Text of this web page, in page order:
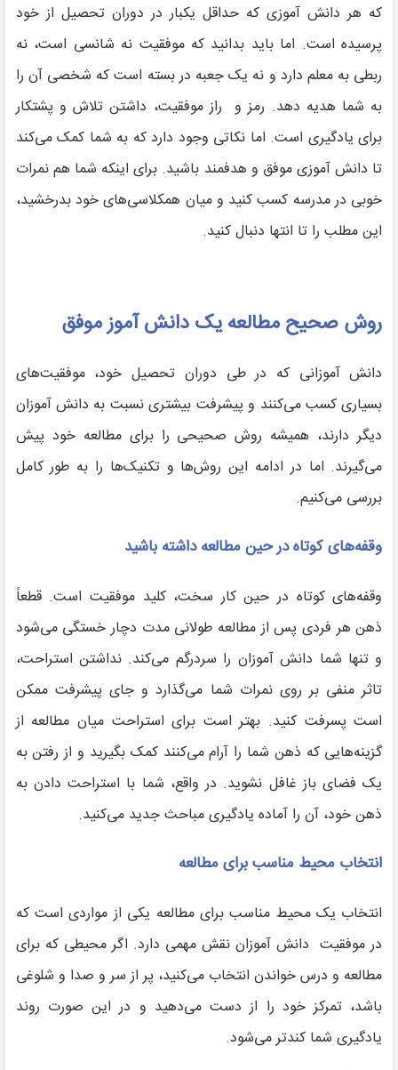
که هر دانش آموزی که حداقل یکبار در دوران تحصیل از خود
پرسیده است. اما باید بدانید که موفقیت نه شانسی است، نه
ربطی به معلم دارد و نه یک جعبه در بسته است که شخصی آن را
به شما هدیه دهد. رمز و راز موفقیت، داشتن تلاش و پشتکار
برای یادگیری است. اما نکاتی وجود دارد که به شما کمک می‌کند
تا دانش آموزی موفق و هدفمند باشید. برای اینکه شما هم نمرات
خوبی در مدرسه کسب کنید و میان همکلاسی‌های خود بدرخشید،
این مطلب را تا انتها دنبال کنید.
روش صحیح مطالعه یک دانش آموز موفق
دانش آموزانی که در طی دوران تحصیل خود، موفقیت‌های
بسیاری کسب می‌کنند و پیشرفت بیشتری نسبت به دانش آموزان
دیگر دارند، همیشه روش صحیحی را برای مطالعه خود پیش
می‌گیرند. اما در ادامه این روش‌ها و تکنیک‌ها را به طور کامل
بررسی می‌کنیم.
وقفه‌های کوتاه در حین مطالعه داشته باشید
وقفه‌های کوتاه در حین کار سخت، کلید موفقیت است. قطعاً
ذهن هر فردی پس از مطالعه طولانی مدت دچار خستگی می‌شود
و تنها شما دانش آموزان را سردرگم می‌کند. نداشتن استراحت،
تاثر منفی بر روی نمرات شما می‌گذارد و جای پیشرفت ممکن
است پسرفت کنید. بهتر است برای استراحت میان مطالعه از
گزینه‌هایی که ذهن شما را آرام می‌کنند کمک بگیرید و از رفتن به
یک فضای باز غافل نشوید. در واقع، شما با استراحت دادن به
ذهن خود، آن را آماده یادگیری مباحث جدید می‌کنید.
انتخاب محیط مناسب برای مطالعه
انتخاب یک محیط مناسب برای مطالعه یکی از مواردی است که
در موفقیت دانش آموزان نقش مهمی دارد. اگر محیطی که برای
مطالعه و درس خواندن انتخاب می‌کنید، پر از سر و صدا و شلوغی
باشد، تمرکز خود را از دست می‌دهید و در این صورت روند
یادگیری شما کندتر می‌شود.